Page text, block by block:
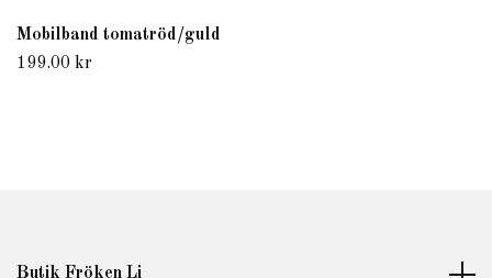
Mobilband tomatröd/guld
199.00 kr
Butik Fröken Li